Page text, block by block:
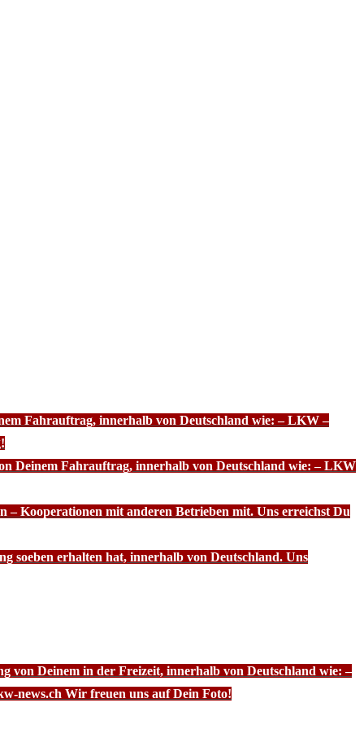
Fahrauftrag, innerhalb von Deutschland wie: – LKW –
Deinem Fahrauftrag, innerhalb von Deutschland wie: – LKW
– Kooperationen mit anderen Betrieben mit. Uns erreichst Du
soeben erhalten hat, innerhalb von Deutschland. Uns
von Deinem in der Freizeit, innerhalb von Deutschland wie: –
news.ch Wir freuen uns auf Dein Foto!